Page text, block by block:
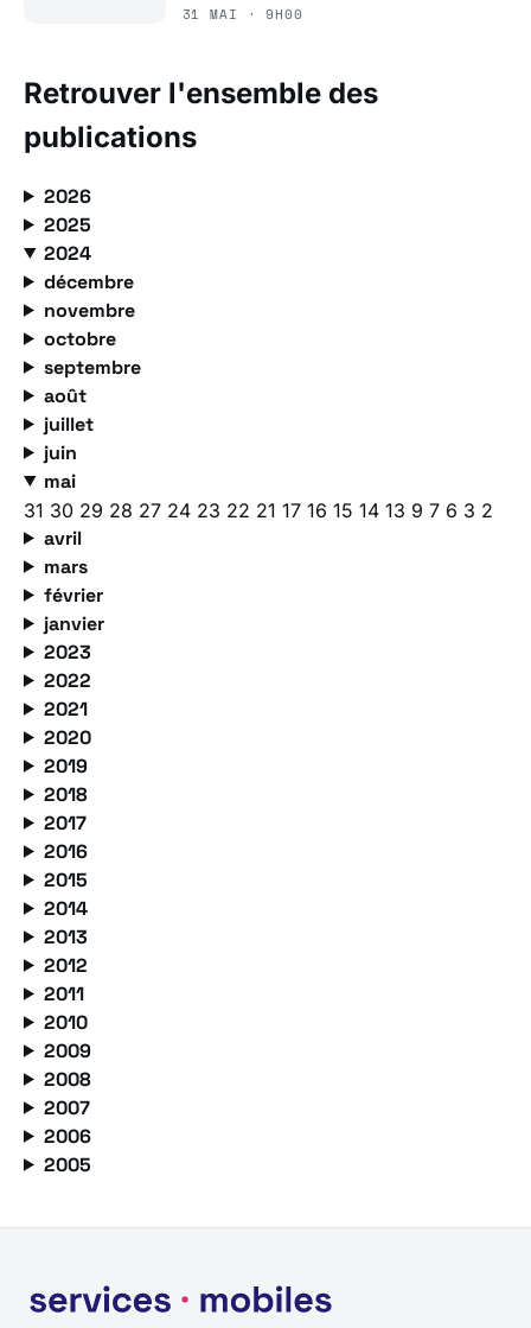
31 MAI · 9H00
Retrouver l'ensemble des
publications
2026
2025
2024
décembre
novembre
octobre
septembre
août
juillet
juin
mai
31 30 29 28 27 24 23 22 21 17 16 15 14 13 9 7 6 3 2
avril
mars
février
janvier
2023
2022
2021
2020
2019
2018
2017
2016
2015
2014
2013
2012
2011
2010
2009
2008
2007
2006
2005